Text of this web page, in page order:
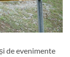
de evenimente